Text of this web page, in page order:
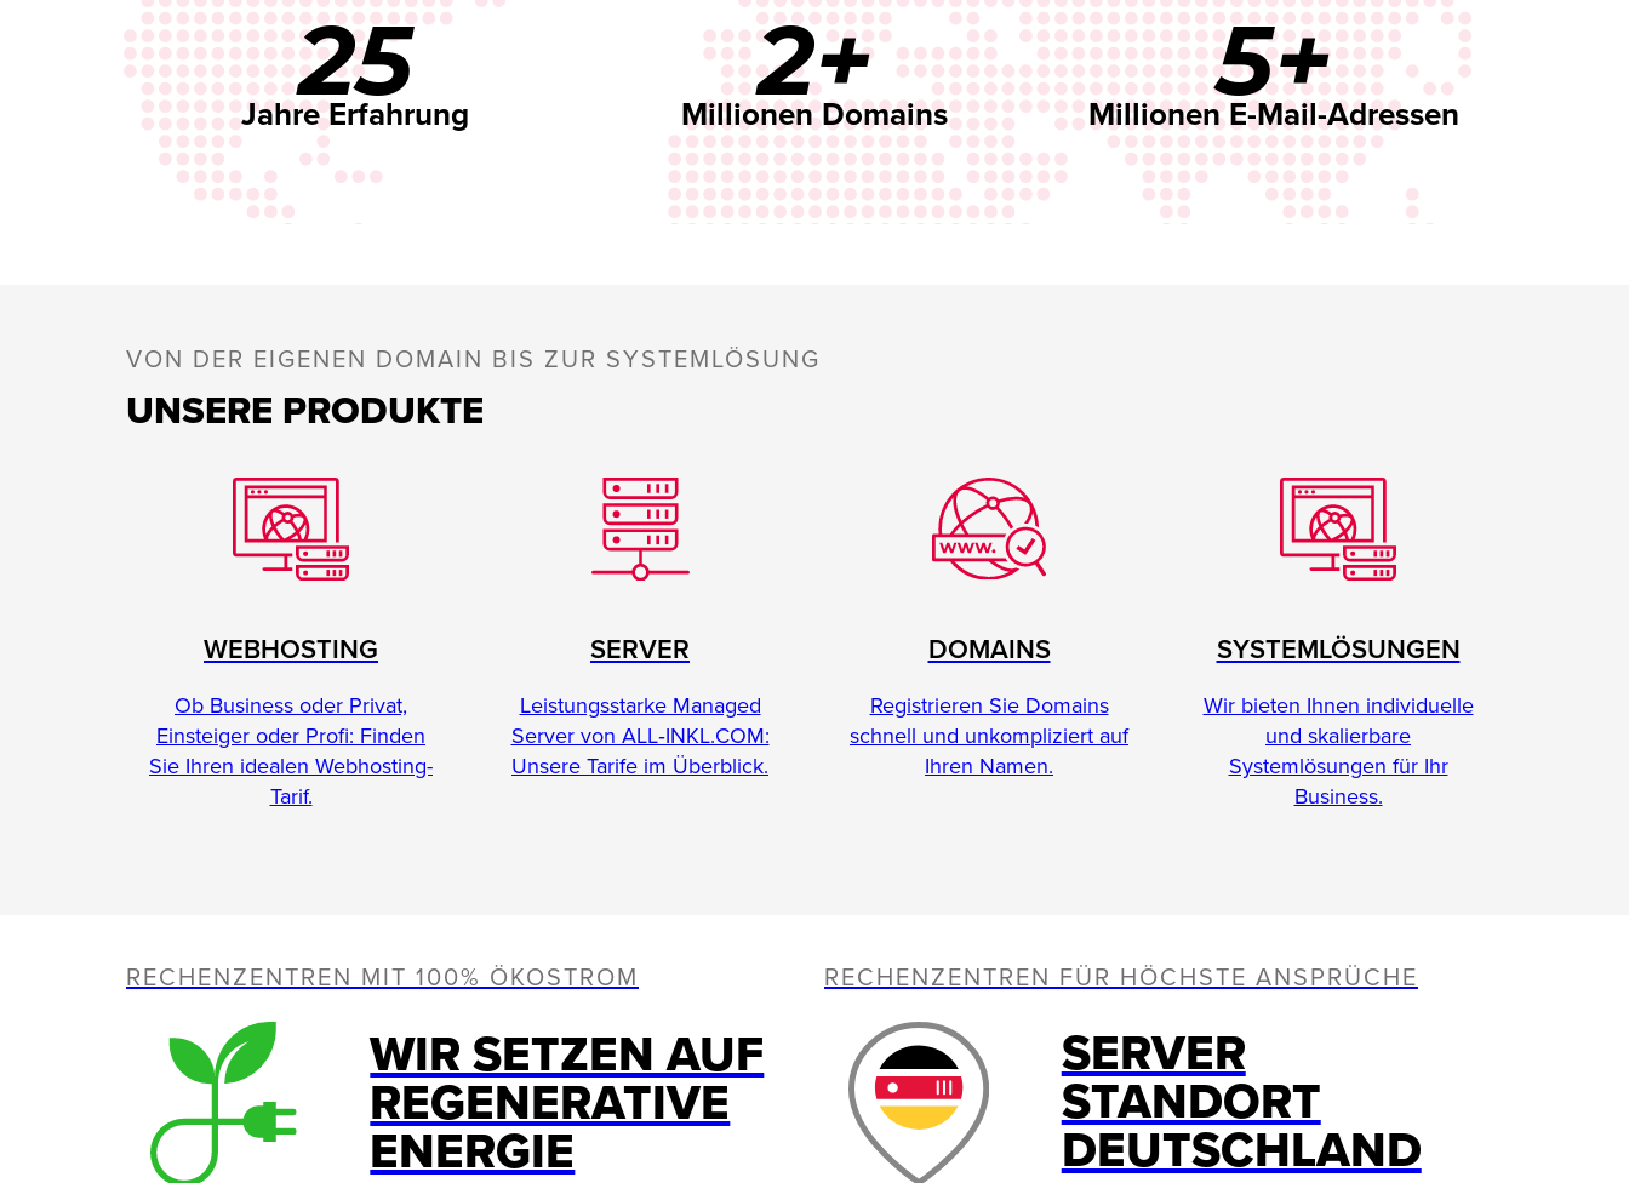
25
Jahre Erfahrung 2+
Millionen Domains 5+
Millionen E-Mail-Adressen
VON DER EIGENEN DOMAIN BIS ZUR SYSTEMLÖSUNG
UNSERE PRODUKTE
WEBHOSTING
Ob Business oder Privat,
Einsteiger oder Profi: Finden
Sie Ihren idealen Webhosting-
Tarif.
SERVER
Leistungsstarke Managed
Server von ALL‑INKL.COM:
Unsere Tarife im Überblick.
DOMAINS
Registrieren Sie Domains
schnell und unkompliziert auf
Ihren Namen.
SYSTEMLÖSUNGEN
Wir bieten Ihnen individuelle
und skalierbare
Systemlösungen für Ihr
Business.
RECHENZENTREN MIT 100% ÖKOSTROM
WIR SETZEN AUF
REGENERATIVE
ENERGIE
RECHENZENTREN FÜR HÖCHSTE ANSPRÜCHE
SERVER
STANDORT
DEUTSCHLAND